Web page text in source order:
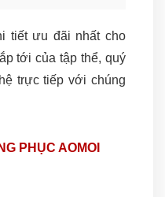
tiết ưu đãi nhất cho
tới của tập thể, quý
trực tiếp với chúng
PHỤC AOMOI